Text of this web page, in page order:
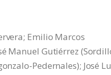
Emilio Marcos
Manuel Gutiérrez
Pedernales); José